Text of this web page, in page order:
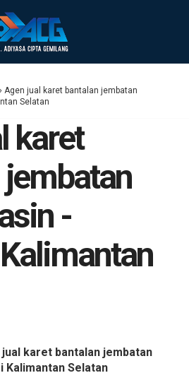
Agen jual karet bantalan jembatan
Selatan
karet
-
karet bantalan jembatan
Kalimantan Selatan